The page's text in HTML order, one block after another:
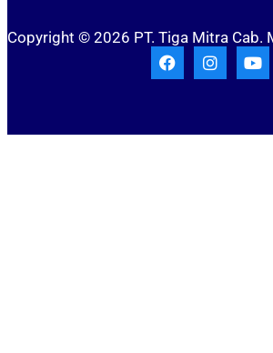
Copyright © 2026 PT. Tiga Mitra Cab.